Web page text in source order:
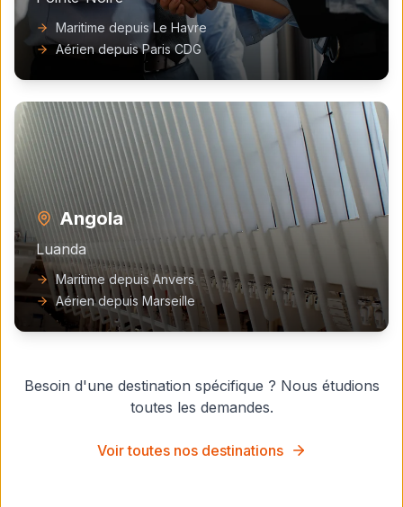
Maritime depuis Le Havre
Aérien depuis Paris CDG
Angola
Luanda
Maritime depuis Anvers
Aérien depuis Marseille
Besoin d'une destination spécifique ? Nous étudions
toutes les demandes.
Voir toutes nos destinations